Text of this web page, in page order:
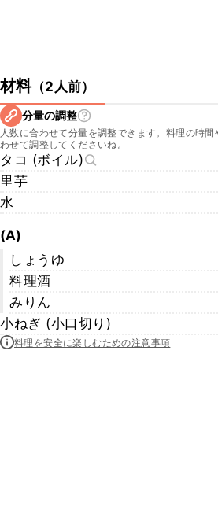
材料（2人前）
分量の調整
人数に合わせて分量を調整できます。料理の時
わせて調整してくださいね。
タコ (ボイル)
里芋
水
(A)
しょうゆ
料理酒
みりん
小ねぎ (小口切り)
料理を安全に楽しむための注意事項